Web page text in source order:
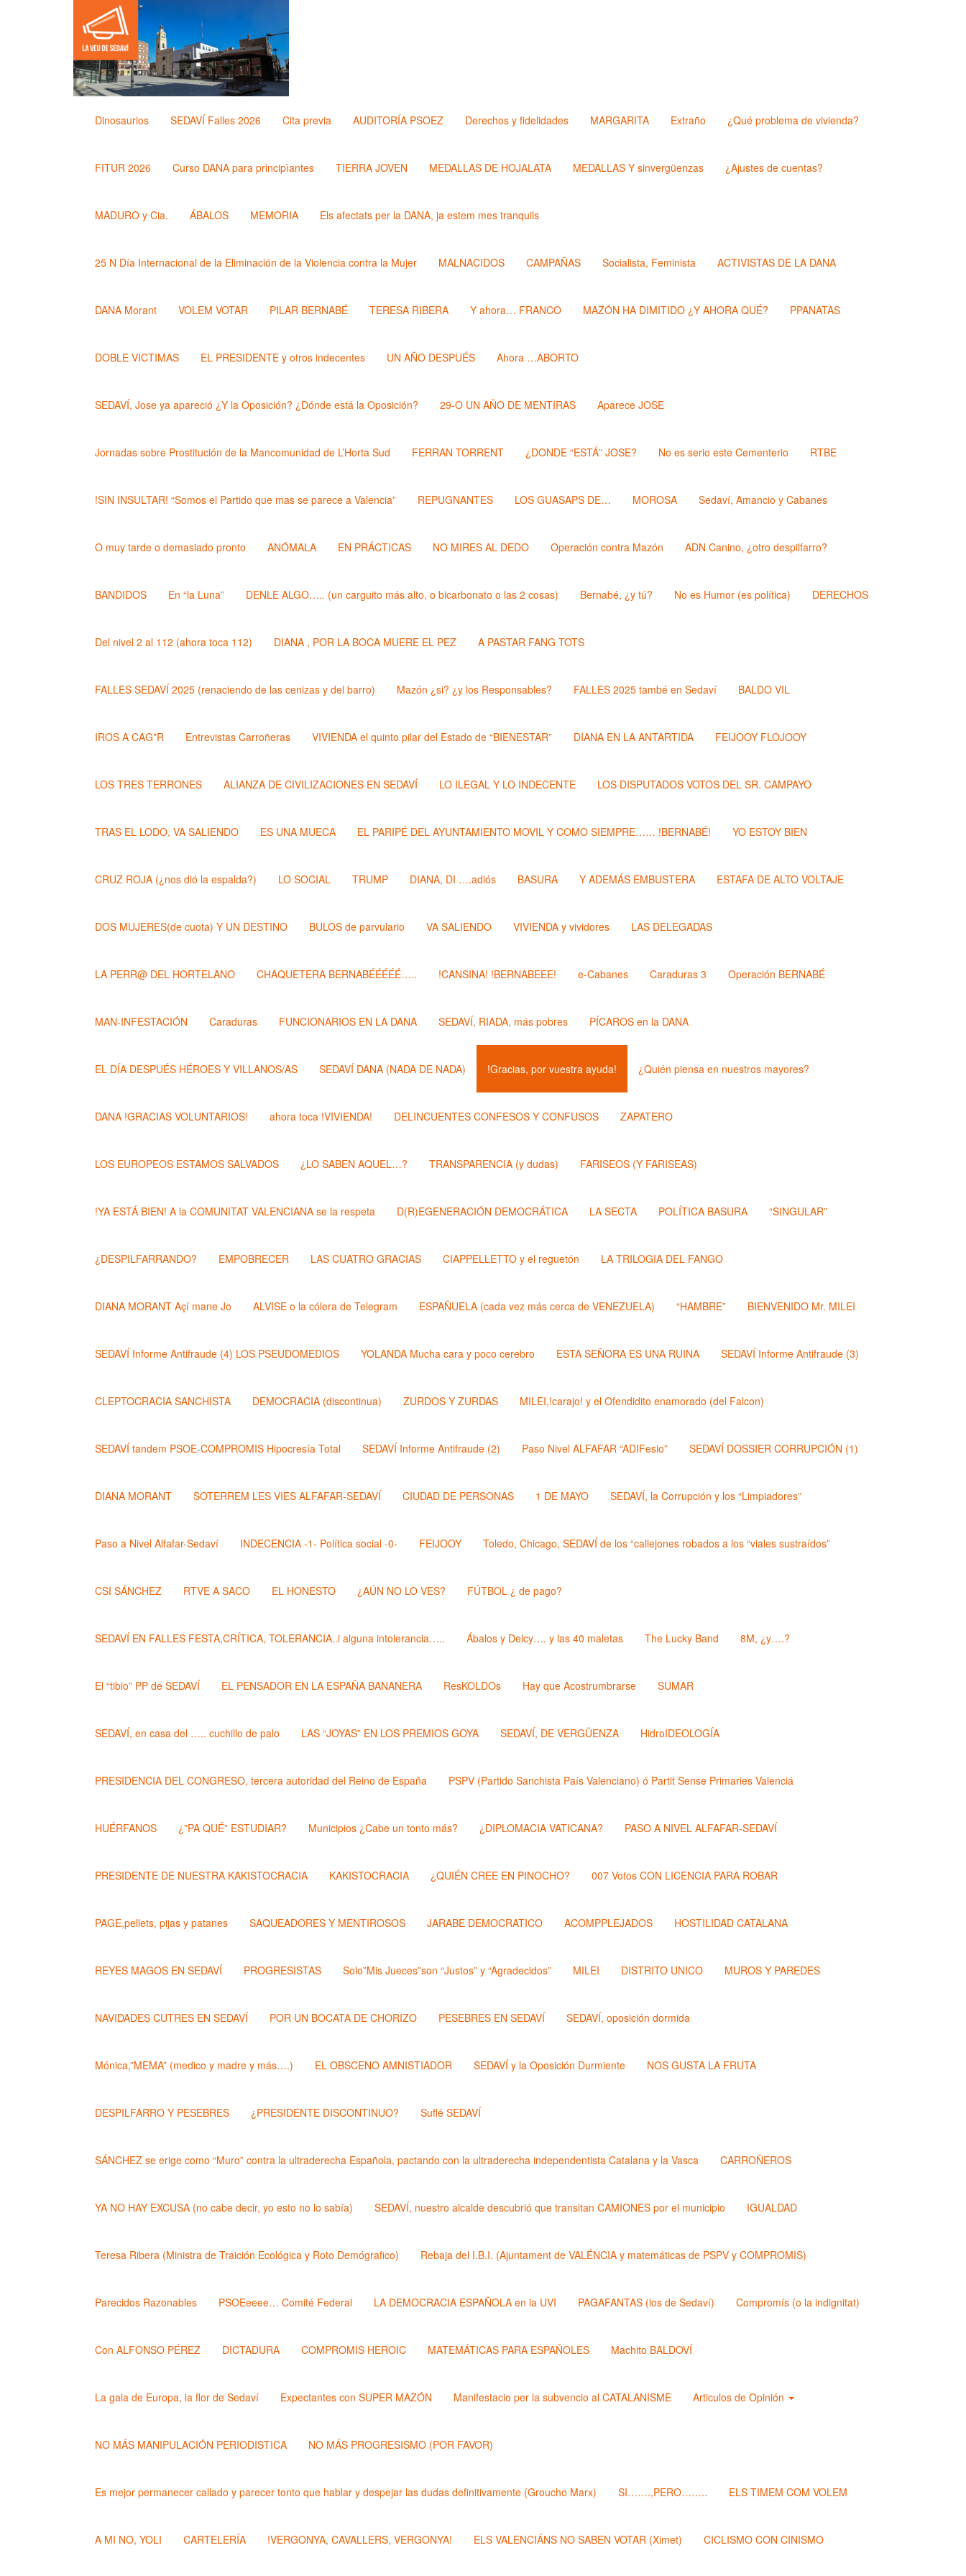
Dinosaurios SEDAVÍ Falles 2026 Cita previa AUDITORÍA PSOEZ Derechos y fidelidades MARGARITA Extraño ¿Qué problema de vivienda?
FITUR 2026 Curso DANA para principìantes TIERRA JOVEN MEDALLAS DE HOJALATA MEDALLAS Y sinvergüenzas ¿Ajustes de cuentas?
MADURO y Cia. ÁBALOS MEMORIA Els afectats per la DANA, ja estem mes tranquils
25 N Día Internacional de la Eliminación de la Violencia contra la Mujer MALNACIDOS CAMPAÑAS Socialista, Feminista ACTIVISTAS DE LA DANA
DANA Morant VOLEM VOTAR PILAR BERNABÉ TERESA RIBERA Y ahora… FRANCO MAZÓN HA DIMITIDO ¿Y AHORA QUÉ? PPANATAS
DOBLE VICTIMAS EL PRESIDENTE y otros indecentes UN AÑO DESPUÉS Ahora …ABORTO
SEDAVÍ, Jose ya apareció ¿Y la Oposición? ¿Dónde está la Oposición? 29-O UN AÑO DE MENTIRAS Aparece JOSE
Jornadas sobre Prostitución de la Mancomunidad de L’Horta Sud FERRAN TORRENT ¿DONDE “ESTÁ” JOSE? No es serio este Cementerio RTBE
!SIN INSULTAR! “Somos el Partido que mas se parece a Valencia” REPUGNANTES LOS GUASAPS DE… MOROSA Sedaví, Amancio y Cabanes
O muy tarde o demasiado pronto ANÓMALA EN PRÁCTICAS NO MIRES AL DEDO Operación contra Mazón ADN Canino, ¿otro despilfarro?
BANDIDOS En “la Luna” DENLE ALGO….. (un carguito más alto, o bicarbonato o las 2 cosas) Bernabé, ¿y tú? No es Humor (es política) DERECHOS
Del nivel 2 al 112 (ahora toca 112) DIANA , POR LA BOCA MUERE EL PEZ A PASTAR FANG TOTS
FALLES SEDAVÍ 2025 (renaciendo de las cenizas y del barro) Mazón ¿si? ¿y los Responsables? FALLES 2025 també en Sedaví BALDO VIL
IROS A CAG*R Entrevistas Carroñeras VIVIENDA el quinto pilar del Estado de “BIENESTAR” DIANA EN LA ANTARTIDA FEIJOOY FLOJOOY
LOS TRES TERRONES ALIANZA DE CIVILIZACIONES EN SEDAVÍ LO ILEGAL Y LO INDECENTE LOS DISPUTADOS VOTOS DEL SR. CAMPAYO
TRAS EL LODO, VA SALIENDO ES UNA MUECA EL PARIPÉ DEL AYUNTAMIENTO MOVIL Y COMO SIEMPRE…… !BERNABÉ! YO ESTOY BIEN
CRUZ ROJA (¿nos dió la espalda?) LO SOCIAL TRUMP DIANA, DI ….adiós BASURA Y ADEMÁS EMBUSTERA ESTAFA DE ALTO VOLTAJE
DOS MUJERES(de cuota) Y UN DESTINO BULOS de parvulario VA SALIENDO VIVIENDA y vividores LAS DELEGADAS
LA PERR@ DEL HORTELANO CHAQUETERA BERNABÉÉÉÉÉ….. !CANSINA! !BERNABEEE! e-Cabanes Caraduras 3 Operación BERNABÉ
MAN-INFESTACIÓN Caraduras FUNCIONARIOS EN LA DANA SEDAVÍ, RIADA, más pobres PÍCAROS en la DANA
EL DÍA DESPUÉS HÉROES Y VILLANOS/AS SEDAVÍ DANA (NADA DE NADA) !Gracias, por vuestra ayuda! ¿Quién piensa en nuestros mayores?
DANA !GRACIAS VOLUNTARIOS! ahora toca !VIVIENDA! DELINCUENTES CONFESOS Y CONFUSOS ZAPATERO
LOS EUROPEOS ESTAMOS SALVADOS ¿LO SABEN AQUEL…? TRANSPARENCIA (y dudas) FARISEOS (Y FARISEAS)
!YA ESTÁ BIEN! A la COMUNITAT VALENCIANA se la respeta D(R)EGENERACIÓN DEMOCRÁTICA LA SECTA POLÍTICA BASURA “SINGULAR”
¿DESPILFARRANDO? EMPOBRECER LAS CUATRO GRACIAS CIAPPELLETTO y el reguetón LA TRILOGIA DEL FANGO
DIANA MORANT Açí mane Jo ALVISE o la cólera de Telegram ESPAÑUELA (cada vez más cerca de VENEZUELA) “HAMBRE” BIENVENIDO Mr. MILEI
SEDAVÍ Informe Antifraude (4) LOS PSEUDOMEDIOS YOLANDA Mucha cara y poco cerebro ESTA SEÑORA ES UNA RUINA SEDAVÍ Informe Antifraude (3)
CLEPTOCRACIA SANCHISTA DEMOCRACIA (discontinua) ZURDOS Y ZURDAS MILEI,!carajo! y el Ofendidito enamorado (del Falcon)
SEDAVÍ tandem PSOE-COMPROMIS Hipocresía Total SEDAVÍ Informe Antifraude (2) Paso Nivel ALFAFAR “ADIFesio” SEDAVÍ DOSSIER CORRUPCIÓN (1)
DIANA MORANT SOTERREM LES VIES ALFAFAR-SEDAVÍ CIUDAD DE PERSONAS 1 DE MAYO SEDAVÍ, la Corrupción y los “Limpiadores”
Paso a Nivel Alfafar-Sedaví INDECENCIA -1- Política social -0- FEIJOOY Toledo, Chicago, SEDAVÍ de los “callejones robados a los “viales sustraídos”
CSI SÁNCHEZ RTVE A SACO EL HONESTO ¿AÚN NO LO VES? FÚTBOL ¿ de pago?
SEDAVÍ EN FALLES FESTA,CRÍTICA, TOLERANCIA..i alguna intolerancia….. Ábalos y Delcy…. y las 40 maletas The Lucky Band 8M, ¿y….?
El “tibio” PP de SEDAVÍ EL PENSADOR EN LA ESPAÑA BANANERA ResKOLDOs Hay que Acostrumbrarse SUMAR
SEDAVÍ, en casa del ….. cuchillo de palo LAS “JOYAS” EN LOS PREMIOS GOYA SEDAVÍ, DE VERGÜENZA HidroIDEOLOGÍA
PRESIDENCIA DEL CONGRESO, tercera autoridad del Reino de España PSPV (Partido Sanchista País Valenciano) ó Partit Sense Primaries Valenciá
HUÉRFANOS ¿”PA QUÉ” ESTUDIAR? Municipios ¿Cabe un tonto más? ¿DIPLOMACIA VATICANA? PASO A NIVEL ALFAFAR-SEDAVÍ
PRESIDENTE DE NUESTRA KAKISTOCRACIA KAKISTOCRACIA ¿QUIÉN CREE EN PINOCHO? 007 Votos CON LICENCIA PARA ROBAR
PAGE,pellets, pijas y patanes SAQUEADORES Y MENTIROSOS JARABE DEMOCRATICO ACOMPPLEJADOS HOSTILIDAD CATALANA
REYES MAGOS EN SEDAVÍ PROGRESISTAS Solo”Mis Jueces”son “Justos” y “Agradecidos” MILEI DISTRITO UNICO MUROS Y PAREDES
NAVIDADES CUTRES EN SEDAVÍ POR UN BOCATA DE CHORIZO PESEBRES EN SEDAVÍ SEDAVÍ, oposición dormida
Mónica,”MEMA” (medico y madre y más….) EL OBSCENO AMNISTIADOR SEDAVÍ y la Oposición Durmiente NOS GUSTA LA FRUTA
DESPILFARRO Y PESEBRES ¿PRESIDENTE DISCONTINUO? Suflé SEDAVÍ
SÁNCHEZ se erige como “Muro” contra la ultraderecha Española, pactando con la ultraderecha independentista Catalana y la Vasca CARROÑEROS
YA NO HAY EXCUSA (no cabe decir, yo esto no lo sabía) SEDAVÍ, nuestro alcalde descubrió que transitan CAMIONES por el municipio IGUALDAD
Teresa Ribera (Ministra de Traición Ecológica y Roto Demógrafico) Rebaja del I.B.I. (Ajuntament de VALÉNCIA y matemáticas de PSPV y COMPROMIS)
Parecidos Razonables PSOEeeee… Comité Federal LA DEMOCRACIA ESPAÑOLA en la UVI PAGAFANTAS (los de Sedaví) Compromís (o la indignitat)
Con ALFONSO PÉREZ DICTADURA COMPROMIS HEROIC MATEMÁTICAS PARA ESPAÑOLES Machito BALDOVÍ
La gala de Europa, la flor de Sedaví Expectantes con SUPER MAZÓN Manifestacio per la subvencio al CATALANISME Articulos de Opinión
NO MÁS MANIPULACIÓN PERIODISTICA NO MÁS PROGRESISMO (POR FAVOR)
Es mejor permanecer callado y parecer tonto que hablar y despejar las dudas definitivamente (Groucho Marx) SI…….,PERO…….. ELS TIMEM COM VOLEM
A MI NO, YOLI CARTELERÍA !VERGONYA, CAVALLERS, VERGONYA! ELS VALENCIÁNS NO SABEN VOTAR (Ximet) CICLISMO CON CINISMO